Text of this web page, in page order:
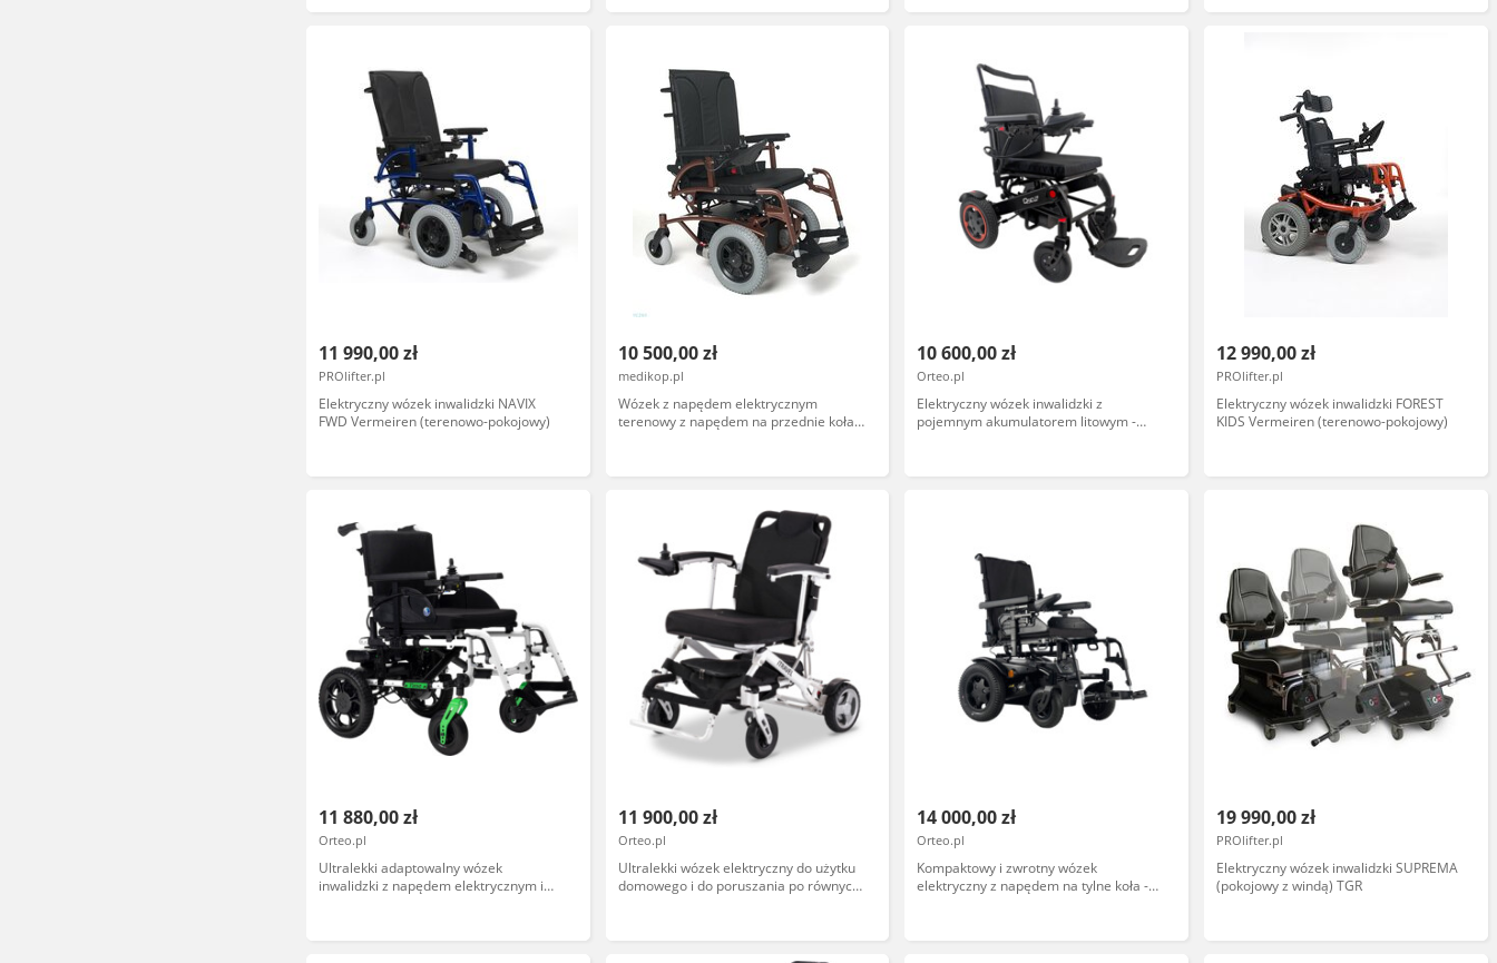
konstruk
większością wózków
11 990,00 zł
PROlifter.pl
Elektryczny wózek inwalidzki NAVIX
FWD Vermeiren (terenowo-pokojowy)
10 500,00 zł
medikop.pl
Wózek z napędem elektrycznym
terenowy z napędem na przednie koła
10 600,00 zł
Orteo.pl
Elektryczny wózek inwalidzki z
pojemnym akumulatorem litowym -
sterowanie VSI (Quickie Q
12 990,00 zł
PROlifter.pl
Elektryczny wózek inwalidzki FOREST
KIDS Vermeiren (terenowo-pokojowy)
11 880,00 zł
Orteo.pl
Ultralekki adaptowalny wózek
inwalidzki z napędem elektrycznym i
transporcie (Vermeiren V
11 900,00 zł
Orteo.pl
Ultralekki wózek elektryczny do użytku
domowego i do poruszania po równych
d
14 000,00 zł
Orteo.pl
Kompaktowy i zwrotny wózek
elektryczny z napędem na tylne koła -
19 990,00 zł
PROlifter.pl
Elektryczny wózek inwalidzki SUPREMA
(pokojowy z windą) TGR